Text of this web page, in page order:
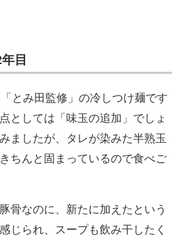
ト
線
目
とみ田監修」の冷しつけ麺です
としては「味玉の追加」でしょ
ましたが、タレが染みた半熟玉
ちんと固まっているので食べご
骨なのに、新たに加えたという
じられ、スープも飲み干したく